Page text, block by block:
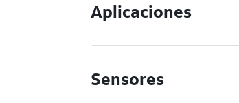
Aplicaciones
Sensores